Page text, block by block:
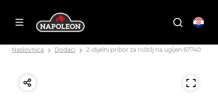
Naslovnica Dodaci 2-dijelni pribor za roštilj na ugljen 67740